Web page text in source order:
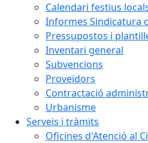
Calendari festius
Informes Sindicatura
Pressupostos i
Inventari general
Subvencions
Proveïdors
Contractació
Urbanisme
Serveis i tràmits
Oficines d'Atenció al